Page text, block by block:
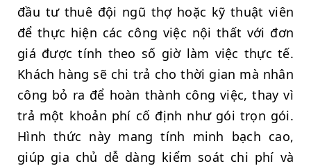
đầu tư thuê đội ngũ thợ hoặc kỹ thuật viên
để thực hiện các công việc nội thất với đơn
giá được tính theo số giờ làm việc thực tế.
Khách hàng sẽ chi trả cho thời gian mà nhân
công bỏ ra để hoàn thành công việc, thay vì
trả một khoản phí cố định như gói trọn gói.
Hình thức này mang tính minh bạch cao,
giúp gia chủ dễ dàng kiểm soát chi phí và